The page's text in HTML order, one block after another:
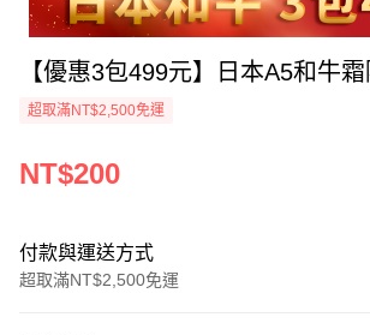
【優惠3包499元】日本A5和牛
超取滿NT$2,500免運
NT$200
付款與運送方式
超取滿NT$2,500免運